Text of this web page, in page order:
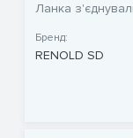
Ланка
Бренд:
RENOLD SD